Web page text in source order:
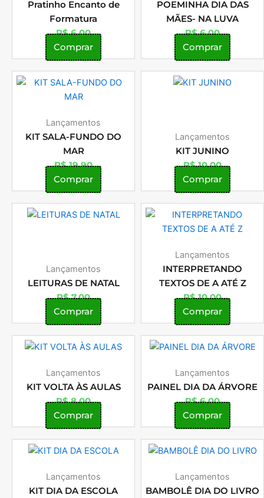
Pratinho Encanto de
Formatura
R$6,00
Comprar
POEMINHA DIA DAS
MÃES- NA LUVA
R$6,00
Comprar
Lançamentos
KIT SALA-FUNDO DO
MAR
R$19,90
Comprar
Lançamentos
KIT JUNINO
R$10,00
Comprar
Lançamentos
LEITURAS DE NATAL
R$7,00
Comprar
Lançamentos
INTERPRETANDO
TEXTOS DE A ATÉ Z
R$10,00
Comprar
Lançamentos
KIT VOLTA ÀS AULAS
R$8,00
Comprar
Lançamentos
PAINEL DIA DA ÁRVORE
R$6,00
Comprar
Lançamentos
KIT DIA DA ESCOLA
Lançamentos
BAMBOLÊ DIA DO LIVRO